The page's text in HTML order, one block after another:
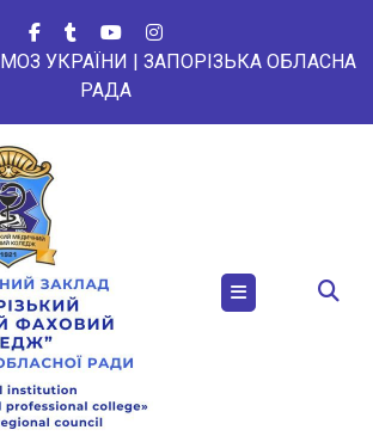
МОЗ УКРАЇНИ | ЗАПОРІЗЬКА ОБЛАСНА
РАДА